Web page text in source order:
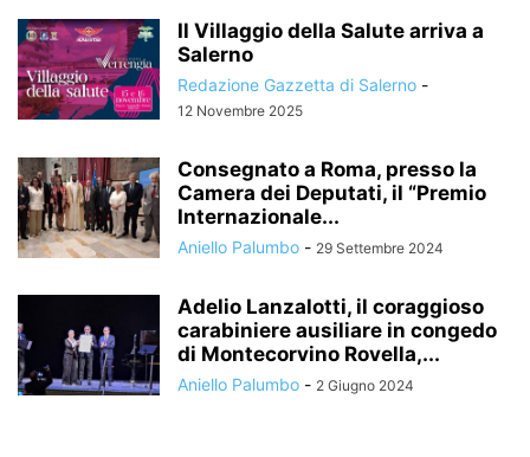
Il Villaggio della Salute arriva a
Salerno
Redazione Gazzetta di Salerno -
12 Novembre 2025
Consegnato a Roma, presso la
Camera dei Deputati, il “Premio
Internazionale...
Aniello Palumbo - 29 Settembre 2024
Adelio Lanzalotti, il coraggioso
carabiniere ausiliare in congedo
di Montecorvino Rovella,...
Aniello Palumbo - 2 Giugno 2024